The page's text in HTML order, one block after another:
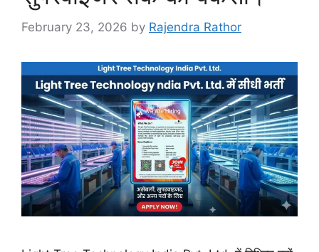
February 23, 2026 by Rajendra Rathor